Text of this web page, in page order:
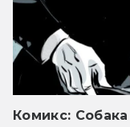
Комикс: